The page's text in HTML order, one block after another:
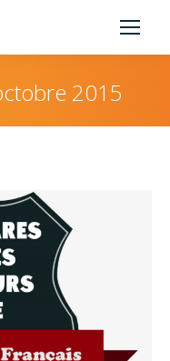
2015